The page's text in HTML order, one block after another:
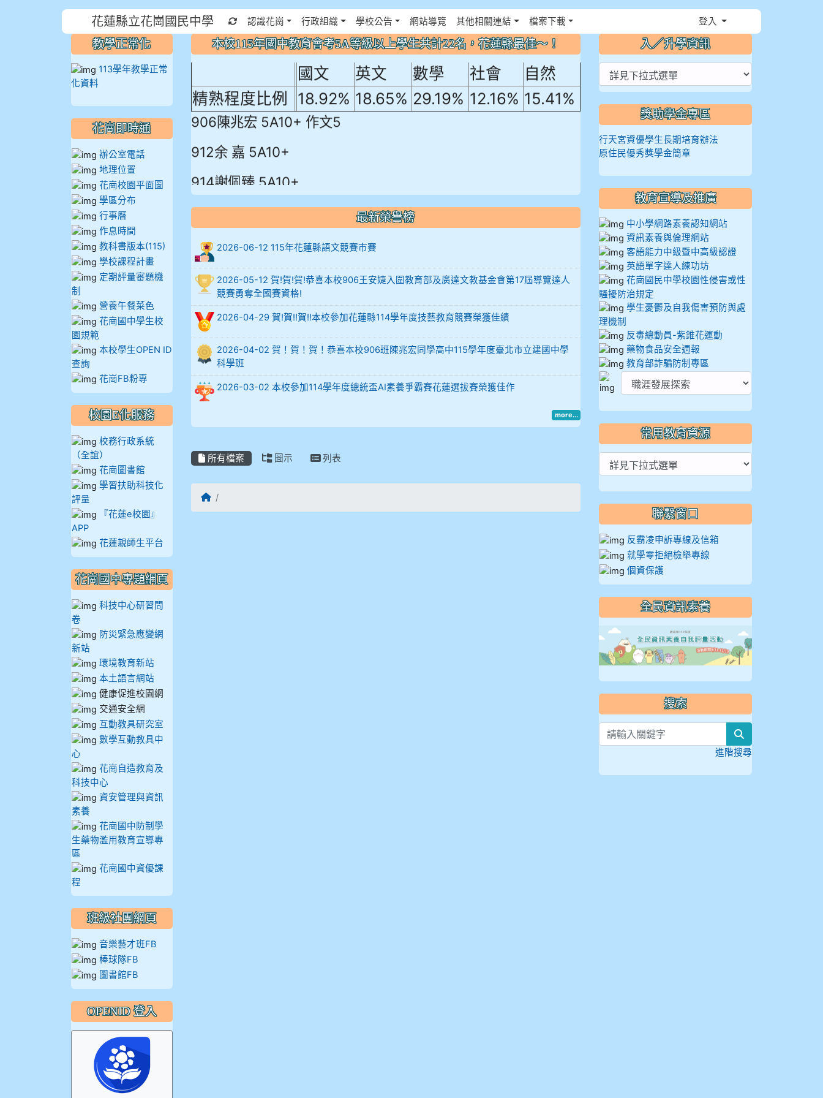
花蓮縣立花崗國民中學 重新取得佈景設定
認識花崗 行政組織 學校公告 網站導覽 其他相關連結 檔案下載 登入
本校115年國中教育會考5A等級以上學生共計22名，花蓮縣最佳～！
本校115年國中教育會考5A等級以上學生共計22名，花
蓮縣最佳～！
國文
英文 數學 社會
自然
精熟程度比例 18.92% 18.65% 29.19% 12.16% 15.41%
906陳兆宏 5A10+ 作文5
912余 嘉 5A10+
914謝佩臻 5A10+
902蘇奕愷
904彭子庭
905蔣昇和
905周沛蓉
905鄭瑀安
906江彥臻
909林玉楓
最新榮譽榜
2026-06-12 115年花蓮縣語文競賽市賽
2026-05-12 賀!賀!賀!恭喜本校906王安婕入圍教育部及廣達文教基金會第17屆導覽達人
競賽勇奪全國賽資格!
2026-04-29 賀!賀!!賀!!本校參加花蓮縣114學年度技藝教育競賽榮獲佳績
2026-04-02 賀！賀！賀！恭喜本校906班陳兆宏同學高中115學年度臺北市立建國中學
科學班
2026-03-02 本校參加114學年度總統盃AI素養爭霸賽花蓮選拔賽榮獲佳作
more...
所有檔案 圖示 列表
回首頁
教學正常化
113學年教學正常
化資料
花崗即時通
辦公室電話
地理位置
花崗校園平面圖
學區分布
行事曆
作息時間
教科書版本(115)
學校課程計畫
定期評量審題機
制
營養午餐菜色
花崗國中學生校
園規範
本校學生OPEN ID
查詢
花崗FB粉專
校園E化服務
校務行政系統
（全誼）
花崗圖書館
學習扶助科技化
評量
『花蓮e校園』
APP
花蓮親師生平台
花崗國中專題網頁
科技中心研習問
卷
防災緊急應變網
新站
環境教育新站
本土語言網站
健康促進校園網
交通安全網
互動教具研究室
數學互動教具中
心
花崗自造教育及
科技中心
資安管理與資訊
素養
花崗國中防制學
生藥物濫用教育宣導專
區
花崗國中資優課
程
班級社團網頁
音樂藝才班FB
棒球隊FB
圖書館FB
OPENID 登入
入／升學資訊
獎助學金專區
行天宮資優學生長期培育辦法
原住民優秀獎學金簡章
教育宣導及推廣
中小學網路素養認知網站
資訊素養與倫理網站
客語能力中級暨中高級認證
英語單字達人練功坊
花崗國民中學校園性侵害或性
騷擾防治規定
學生憂鬱及自我傷害預防與處
理機制
反毒總動員-紫錐花運動
藥物食品安全週報
教育部詐騙防制專區
常用教育資源
聯繫窗口
反霸凌申訴專線及信箱
就學零拒絕檢舉專線
個資保護
全民資訊素養
搜索
進階搜尋